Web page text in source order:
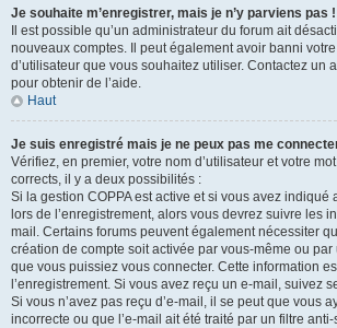
Je souhaite m’enregistrer, mais je n’y parviens pas !
Il est possible qu’un administrateur du forum ait
nouveaux comptes. Il peut également avoir banni
d’utilisateur que vous souhaitez utiliser. Contactez un
pour obtenir de l’aide.
Haut
Je suis enregistré mais je ne peux pas me
Vérifiez, en premier, votre nom d’utilisateur et votre
corrects, il y a deux possibilités :
Si la gestion COPPA est active et si vous avez indiqué
lors de l’enregistrement, alors vous devrez suivre les
mail. Certains forums peuvent également nécessiter
création de compte soit activée par vous-même ou
que vous puissiez vous connecter. Cette information
l’enregistrement. Si vous avez reçu un e-mail, suivez
Si vous n’avez pas reçu d’e-mail, il se peut que vous
incorrecte ou que l’e-mail ait été traité par un filtre